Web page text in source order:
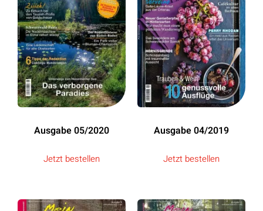
Ausgabe 05/2020
Jetzt bestellen
Ausgabe 04/2019
Jetzt bestellen